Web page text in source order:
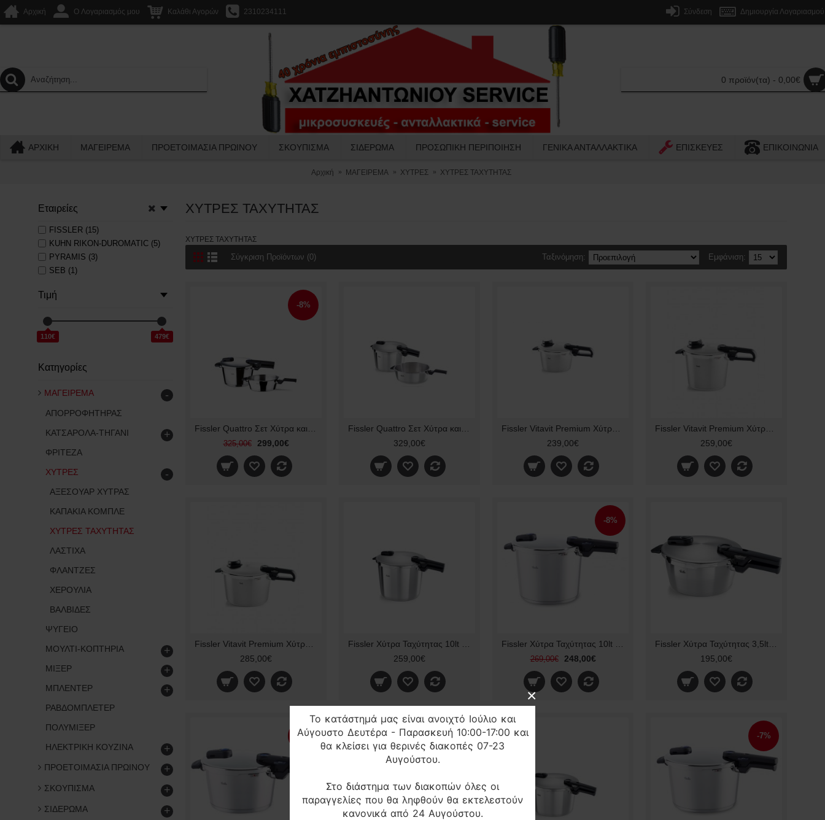
Το κατάστημά μας είναι ανοιχτό Ιούλιο και
Αύγουστο Δευτέρα - Παρασκευή 10:00-17:00 και
θα κλείσει για θερινές διακοπές 07-23
Αυγούστου.
Στο διάστημα των διακοπών όλες οι
παραγγελίες που θα ληφθούν θα εκτελεστούν
κανονικά από 24 Αυγούστου.
×
Αρχική O Λογαριασμός μου Καλάθι Αγορών 2310234111 Σύνδεση Δημιουργία Λογαριασμού
0 προϊόν(τα) - 0,00€
ΑΡΧΙΚΉ ΜΑΓΕΙΡΕΜΑ ΠΡΟΕΤΟΙΜΑΣΙΑ ΠΡΩΙΝΟΥ ΣΚΟΥΠΙΣΜΑ ΣΙΔΕΡΩΜΑ ΠΡΟΣΩΠΙΚΗ ΠΕΡΙΠΟΙΗΣΗ ΓΕΝΙΚΑ ΑΝΤΑΛΛΑΚΤΙΚΑ ΕΠΙΣΚΕΥΕΣ ΕΠΙΚΟΙΝΩΝΙΑ
Αρχική ΜΑΓΕΙΡΕΜΑ ΧΥΤΡΕΣ ΧΥΤΡΕΣ ΤΑΧΥΤΗΤΑΣ
Εταιρείες
FISSLER (15)
KUHN RIKON-DUROMATIC (5)
PYRAMIS (3)
SEB (1)
Τιμή
110€ 479€
Κατηγορίες
ΜΑΓΕΙΡΕΜΑ -
ΑΠΟΡΡΟΦΗΤΗΡΑΣ
ΚΑΤΣΑΡΟΛΑ-ΤΗΓΑΝΙ
+
ΦΡΙΤΕΖΑ
ΧΥΤΡΕΣ
-
ΑΞΕΣΟΥΑΡ ΧΥΤΡΑΣ
ΚΑΠΑΚΙΑ ΚΟΜΠΛΕ
ΧΥΤΡΕΣ ΤΑΧΥΤΗΤΑΣ
ΛΑΣΤΙΧΑ
ΦΛΑΝΤΖΕΣ
ΧΕΡΟΥΛΙΑ
ΒΑΛΒΙΔΕΣ
ΨΥΓΕΙΟ
ΜΟΥΛΤΙ-ΚΟΠΤΗΡΙΑ
+
ΜΙΞΕΡ +
ΜΠΛΕΝΤΕΡ +
ΡΑΒΔΟΜΠΛΕΤΕΡ
ΠΟΛΥΜΙΞΕΡ
ΗΛΕΚΤΡΙΚΗ ΚΟΥΖΙΝΑ
+
ΠΡΟΕΤΟΙΜΑΣΙΑ ΠΡΩΙΝΟΥ +
ΣΚΟΥΠΙΣΜΑ +
ΣΙΔΕΡΩΜΑ +
ΧΥΤΡΕΣ ΤΑΧΥΤΗΤΑΣ
ΧΥΤΡΕΣ ΤΑΧΥΤΗΤΑΣ
Σύγκριση Προϊόντων (0) Εμφάνιση:
Ταξινόμηση:
-8%
325,00€ 299,00€
329,00€
239,00€
259,00€
285,00€
259,00€
-8%
269,00€ 248,00€
195,00€
-10% -5% -7%